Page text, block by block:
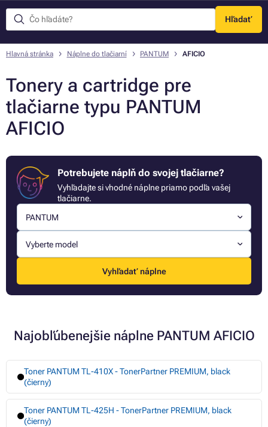
Hľadať
Menu
Hlavná stránka Náplne do tlačiarní PANTUM AFICIO
Tonery a cartridge pre
tlačiarne typu PANTUM
AFICIO
Potrebujete náplň do svojej tlačiarne?
Vyhľadajte si vhodné náplne priamo podľa vašej
tlačiarne.
PANTUM
Vyberte model
Vyhľadať náplne
Najobľúbenejšie náplne PANTUM AFICIO
Toner PANTUM TL-410X - TonerPartner PREMIUM, black
(čierny)
Toner PANTUM TL-425H - TonerPartner PREMIUM, black
(čierny)